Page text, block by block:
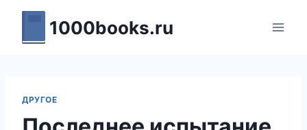
Перейти
содержимому
1000books.ru
ДРУГОЕ